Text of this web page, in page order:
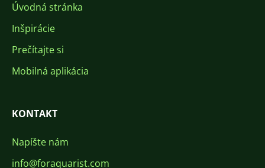
Úvodná stránka
Inšpirácie
Prečítajte si
Mobilná aplikácia
KONTAKT
Napíšte nám
info@foraquarist.com